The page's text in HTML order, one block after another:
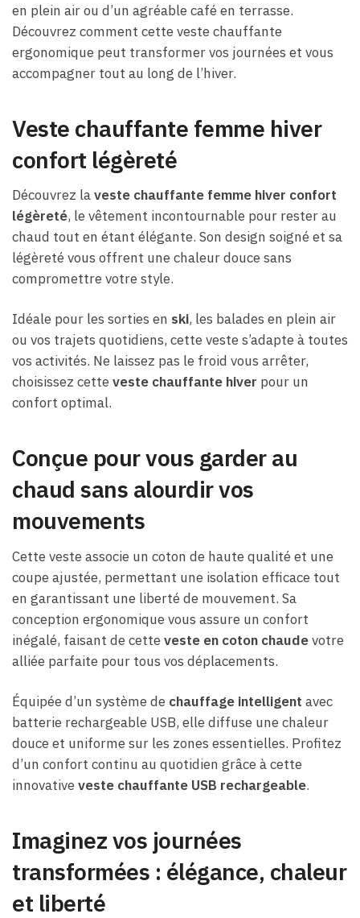
en plein air ou d’un agréable café en terrasse.
Découvrez comment cette veste chauffante
ergonomique peut transformer vos journées et vous
accompagner tout au long de l’hiver.
Veste chauffante femme hiver
confort légèreté
Découvrez laveste chauffante femme hiver confort
légèreté, le vêtement incontournable pour rester au
chaud tout en étant élégante. Son design soigné et sa
légèreté vous offrent une chaleur douce sans
compromettre votre style.
Idéale pour les sorties en ski, les balades en plein air
ou vos trajets quotidiens, cette veste s’adapte à toutes
vos activités. Ne laissez pas le froid vous arrêter,
choisissez cetteveste chauffante hiver pour un
confort optimal.
Conçue pour vous garder au
chaud sans alourdir vos
mouvements
Cette veste associe un coton de haute qualité et une
coupe ajustée, permettant une isolation efficace tout
en garantissant une liberté de mouvement. Sa
conception ergonomique vous assure un confort
inégalé, faisant de cetteveste en coton chaudevotre
alliée parfaite pour tous vos déplacements.
Équipée d’un système de chauffage intelligent avec
batterie rechargeable USB, elle diffuse une chaleur
douce et uniforme sur les zones essentielles. Profitez
d’un confort continu au quotidien grâce à cette
innovativeveste chauffante USB rechargeable.
Imaginez vos journées
transformées : élégance, chaleur
et liberté